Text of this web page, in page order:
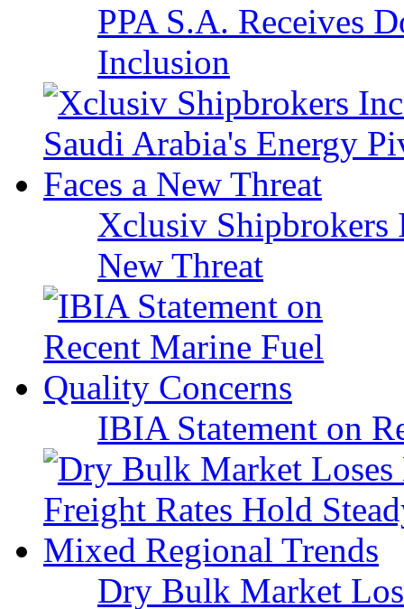
PPA S.A. Receives
Inclusion
Xclusiv Shipbrokers
New Threat
IBIA Statement on
Dry Bulk Market